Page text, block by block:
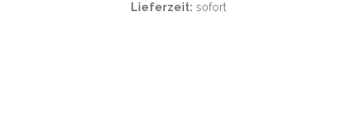
Lieferzeit: sofort